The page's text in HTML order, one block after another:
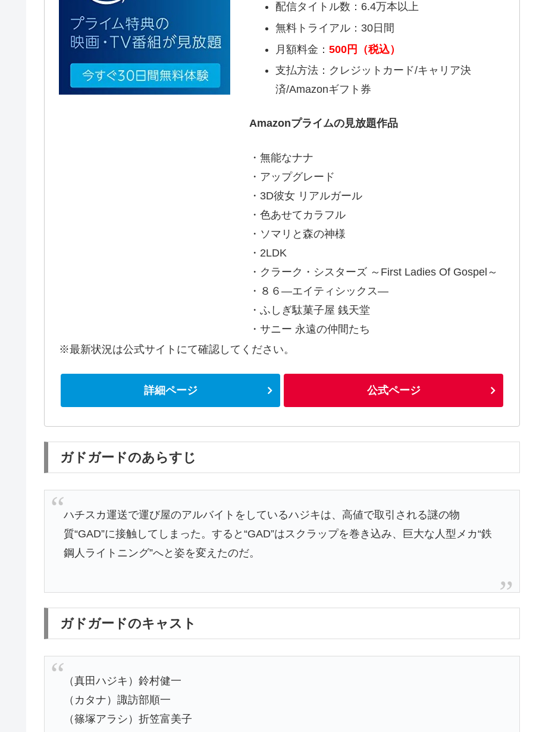
配信タイトル数：6.4万本以上
無料トライアル：30日間
月額料金： 500円（税込）
支払方法：クレジットカード/キャリア決
済/Amazonギフト券
Amazonプライムの見放題作品
・無能なナナ
・アップグレード
・3D彼女 リアルガール
・色あせてカラフル
・ソマリと森の神様
・2LDK
・クラーク・シスターズ ～First Ladies Of Gospel～
・８６―エイティシックス―
・ふしぎ駄菓子屋 銭天堂
・サニー 永遠の仲間たち
※最新状況は公式サイトにて確認してください。
詳細ページ 公式ページ
ガドガードのあらすじ
ハチスカ運送で運び屋のアルバイトをしているハジキは、高値で取引される謎の物
質“GAD”に接触してしまった。すると“GAD”はスクラップを巻き込み、巨大な人型メカ“鉄
鋼人ライトニング”へと姿を変えたのだ。
ガドガードのキャスト
（真田ハジキ）鈴村健一
（カタナ）諏訪部順一
（篠塚アラシ）折笠富美子